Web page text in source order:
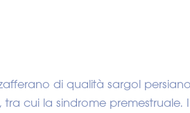
di qualità sargol
cui la sindrome